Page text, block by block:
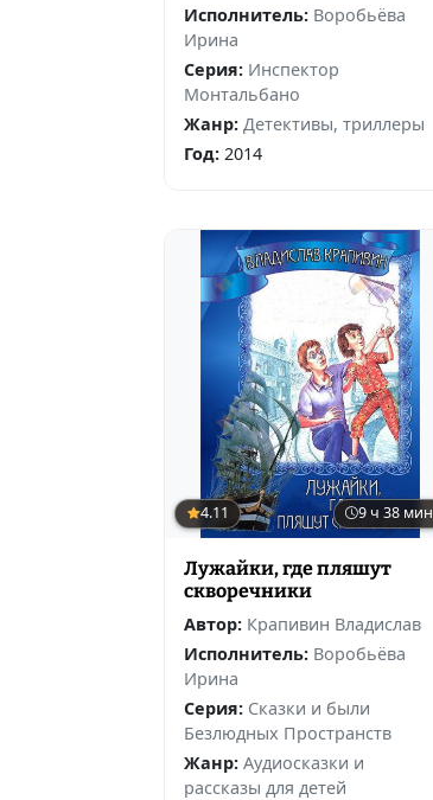
Исполнитель: Воробьёва
Ирина
Серия: Инспектор
Монтальбано
Жанр: Детективы, триллеры
Год: 2014
4.11 9 ч 38 мин
Лужайки, где пляшут
скворечники
Автор: Крапивин Владислав
Исполнитель: Воробьёва
Ирина
Серия: Сказки и были
Безлюдных Пространств
Жанр: Аудиосказки и
рассказы для детей